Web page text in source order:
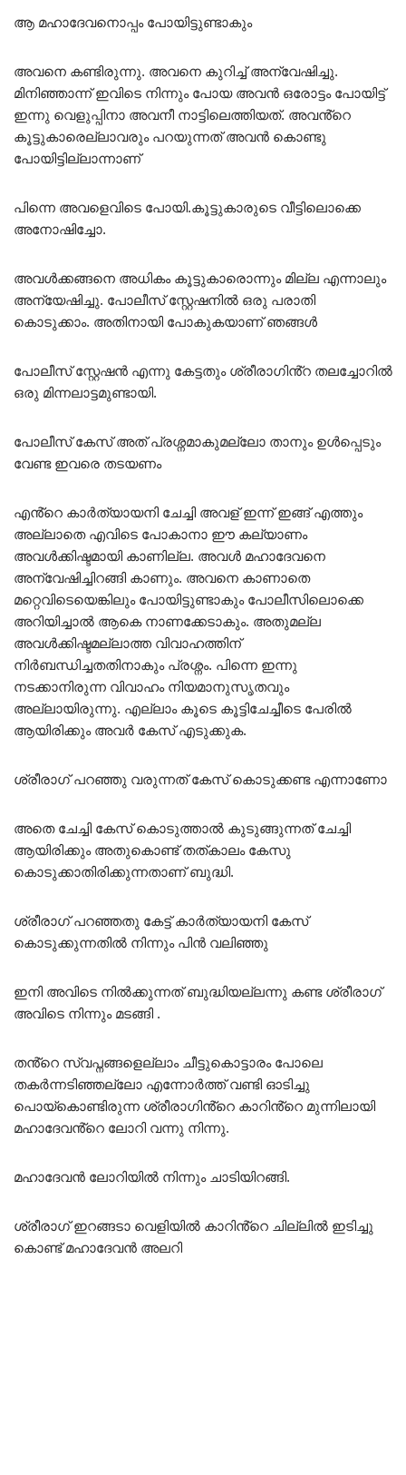
ആ മഹാദേവനൊപ്പം പോയിട്ടുണ്ടാകും
അവനെ കണ്ടിരുന്നു. അവനെ കുറിച്ച് അന്വേഷിച്ചു.
മിനിഞ്ഞാന്ന് ഇവിടെ നിന്നും പോയ അവൻ ഒരോട്ടം പോയിട്ട്
ഇന്നു വെളുപ്പിനാ അവനീ നാട്ടിലെത്തിയത്. അവൻ്റെ
കൂട്ടുകാരെല്ലാവരും പറയുന്നത് അവൻ കൊണ്ടു
പോയിട്ടില്ലാന്നാണ്‌
പിന്നെ അവളെവിടെ പോയി.കൂട്ടുകാരുടെ വീട്ടിലൊക്കെ
അനോഷിച്ചോ.
അവൾക്കങ്ങനെ അധികം കൂട്ടുകാരൊന്നും മില്ല എന്നാലും
അന്യേഷിച്ചു. പോലീസ് സ്റ്റേഷനിൽ ഒരു പരാതി
കൊടുക്കാം. അതിനായി പോകുകയാണ് ഞങ്ങൾ
പോലീസ് സ്റ്റേഷൻ എന്നു കേട്ടതും ശ്രീരാഗിൻ്റ തലച്ചോറിൽ
ഒരു മിന്നലാട്ടമുണ്ടായി.
പോലീസ് കേസ് അത് പ്രശ്നമാകുമല്ലോ താനും ഉൾപ്പെടും
വേണ്ട ഇവരെ തടയണം
എൻ്റെ കാർത്യായനി ചേച്ചി അവള് ഇന്ന് ഇങ്ങ് എത്തും
അല്ലാതെ എവിടെ പോകാനാ ഈ കല്യാണം
അവൾക്കിഷ്ടമായി കാണില്ല. അവൾ മഹാദേവനെ
അന്വേഷിച്ചിറങ്ങി കാണും. അവനെ കാണാതെ
മറ്റെവിടെയെങ്കിലും പോയിട്ടുണ്ടാകും പോലീസിലൊക്കെ
അറിയിച്ചാൽ ആകെ നാണക്കേടാകും. അതുമല്ല
അവൾക്കിഷ്ടമല്ലാത്ത വിവാഹത്തിന്
നിർബന്ധിച്ചതതിനാകും പ്രശ്നം. പിന്നെ ഇന്നു
നടക്കാനിരുന്ന വിവാഹം നിയമാനുസൃതവും
അല്ലായിരുന്നു. എല്ലാം കൂടെ കൂട്ടിചേച്ചീടെ പേരിൽ
ആയിരിക്കും അവർ കേസ് എടുക്കുക.
ശ്രീരാഗ് പറഞ്ഞു വരുന്നത് കേസ് കൊടുക്കണ്ട എന്നാണോ
അതെ ചേച്ചി കേസ് കൊടുത്താൽ കുടുങ്ങുന്നത് ചേച്ചി
ആയിരിക്കും അതുകൊണ്ട് തത്കാലം കേസു
കൊടുക്കാതിരിക്കുന്നതാണ് ബുദ്ധി.
ശ്രീരാഗ് പറഞ്ഞതു കേട്ട് കാർത്യായനി കേസ്
കൊടുക്കുന്നതിൽ നിന്നും പിൻ വലിഞ്ഞു
ഇനി അവിടെ നിൽക്കുന്നത് ബുദ്ധിയല്ലന്നു കണ്ട ശ്രീരാഗ്
അവിടെ നിന്നും മടങ്ങി .
തൻ്റെ സ്വപ്നങ്ങളെല്ലാം ചീട്ടുകൊട്ടാരം പോലെ
തകർന്നടിഞ്ഞല്ലോ എന്നോർത്ത് വണ്ടി ഓടിച്ചു
പൊയ്കൊണ്ടിരുന്ന ശ്രീരാഗിൻ്റെ കാറിൻ്റെ മുന്നിലായി
മഹാദേവൻ്റെ ലോറി വന്നു നിന്നു.
മഹാദേവൻ ലോറിയിൽ നിന്നും ചാടിയിറങ്ങി.
ശ്രീരാഗ് ഇറങ്ങടാ വെളിയിൽ കാറിൻ്റെ ചില്ലിൽ ഇടിച്ചു
കൊണ്ട് മഹാദേവൻ അലറി